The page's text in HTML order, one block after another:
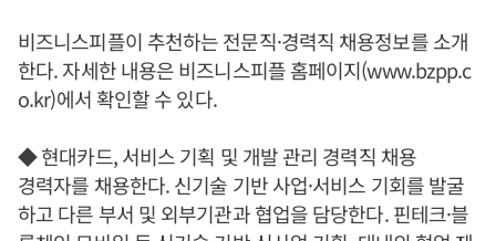
비즈니스피플이 추천하는 전문직·경력직 채용정보를 소개
한다. 자세한 내용은 비즈니스피플 홈페이지(www.bzpp.c
o.kr)에서 확인할 수 있다.
◆ 현대카드, 서비스 기획 및 개발 관리 경력직 채용
경력자를 채용한다. 신기술 기반 사업·서비스 기회를 발굴
하고 다른 부서 및 외부기관과 협업을 담당한다. 핀테크·블